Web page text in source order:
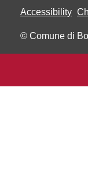
Accessibility
© Comune di